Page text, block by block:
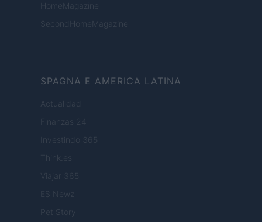
HomeMagazine
SecondHomeMagazine
SPAGNA E AMERICA LATINA
Actualidad
Finanzas 24
Investindo 365
Think.es
Viajar 365
ES Newz
Pet Story